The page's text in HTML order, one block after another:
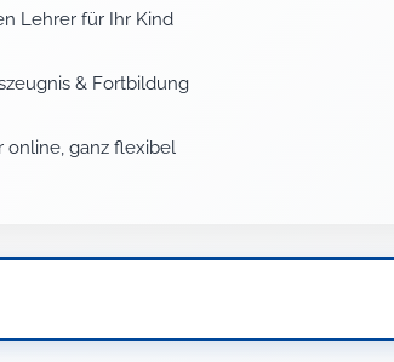
Lehrer für Ihr Kind
& Fortbildung
online, ganz flexibel